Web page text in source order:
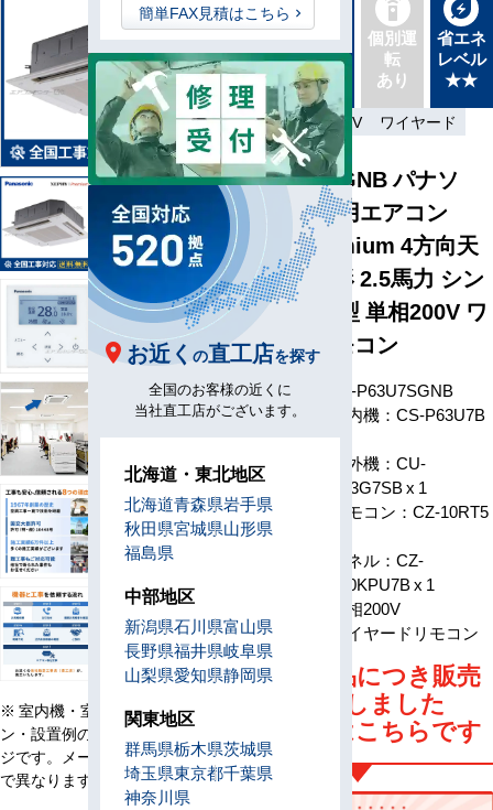
※ 室内機・室外機・リモコ
ン・設置例の画像はイメー
ジです。メーカー、機種等
で異なります。
新品直
送
最新機
種
同機種
タイプ
別あり
個別運
転
あり
省エネ
レベル
★★
省エネ 単相200V ワイヤード
PA-P63U7SGNB パナソ
ニック 業務用エアコン
XEPHY Premium 4方向天
井カセット形 2.5馬力 シン
グル 省エネ型 単相200V ワ
イヤードリモコン
型番 PA-P63U7SGNB
構成
室内機：CS-P63U7B
x 1
室外機：CU-
P63G7SB x 1
リモコン：CZ-10RT5
パネル：CZ-
160KPU7B x 1
単相200V
リモコン
ワイヤードリモコン
旧型番商品につき販売
は終了しました
後継機種はこちらです
簡単FAX見積はこちら
お近く の直工店を探す
全国のお客様の近くに
当社直工店がございます。
北海道・東北地区
北海道青森県岩手県
秋田県宮城県山形県
福島県
中部地区
新潟県石川県富山県
長野県福井県岐阜県
山梨県愛知県静岡県
関東地区
群馬県栃木県茨城県
埼玉県東京都千葉県
神奈川県